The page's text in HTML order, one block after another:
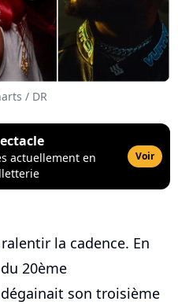
/ DR
actuellement en
Voir
la cadence. En
20ème
son troisième